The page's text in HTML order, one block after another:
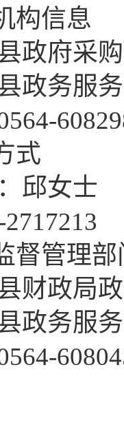
构信息
政府采
政务服
式
邱女士
督管理
财政局
政务服